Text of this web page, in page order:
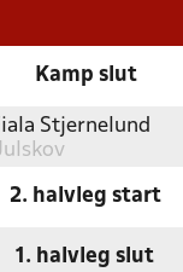
Kamp slut
Stjernelund
2. halvleg start
1. halvleg slut